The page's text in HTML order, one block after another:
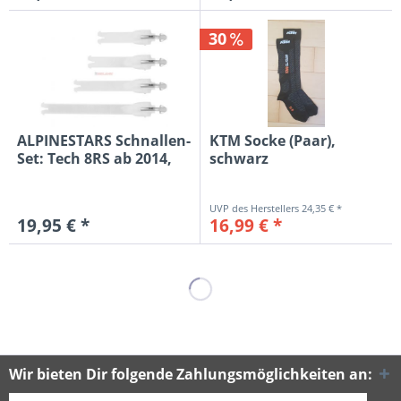
ALPINESTARS Schnallen-
Set: Tech 8RS ab 2014,
19,95 € *
30
KTM Socke (Paar),
schwarz
24,35 € *
16,99 € *
Wir bieten Dir folgende Zahlungsmöglichkeiten an: